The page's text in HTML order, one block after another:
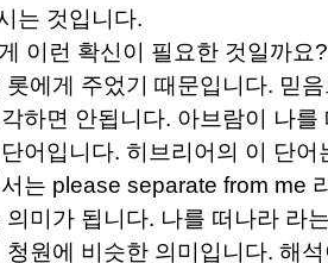
는 것입니다.
이런 확신이 필요한 것일까요?
롯에게 주었기 때문입니다. 믿
하면 안됩니다. 아브람이 나를
어입니다. 히브리어의 이 단어
는 please separate from me
의미가 됩니다. 나를 떠나라 라
청원에 비슷한 의미입니다. 해